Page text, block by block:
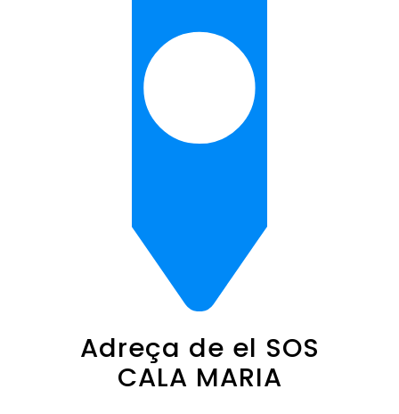
Adreça de el SOS
CALA MARIA